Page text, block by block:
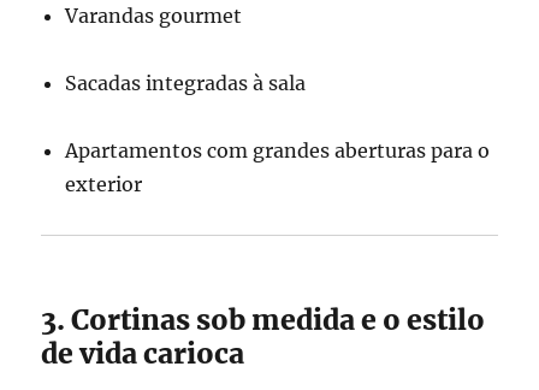
Varandas gourmet
Sacadas integradas à sala
Apartamentos com grandes aberturas para o
exterior
3. Cortinas sob medida e o estilo
de vida carioca